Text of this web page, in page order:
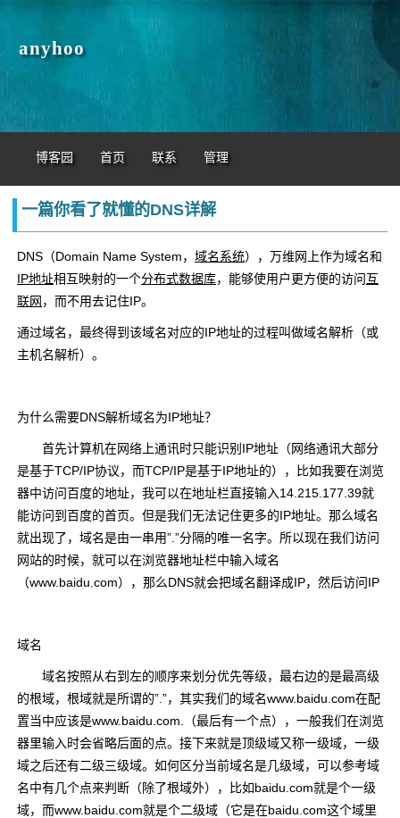
anyhoo
博客园 首页 联系 管理
一篇你看了就懂的DNS详解
DNS（Domain Name System， 域名系统），万维网上作为域名和
IP地址相互映射的一个分布式数据库，能够使用户更方便的访问互
联网 ，而不用去记住IP。
通过域名，最终得到该域名对应的IP地址的过程叫做域名解析（或
主机名解析）。
为什么需要DNS解析域名为IP地址？
首先计算机在网络上通讯时只能识别IP地址（网络通讯大部分
是基于TCP/IP协议，而TCP/IP是基于IP地址的），比如我要在浏览
器中访问百度的地址，我可以在地址栏直接输入14.215.177.39就
能访问到百度的首页。但是我们无法记住更多的IP地址。那么域名
就出现了，域名是由一串用”.”分隔的唯一名字。所以现在我们访问
网站的时候，就可以在浏览器地址栏中输入域名
（www.baidu.com），那么DNS就会把域名翻译成IP，然后访问IP
域名
域名按照从右到左的顺序来划分优先等级，最右边的是最高级
的根域，根域就是所谓的”.”，其实我们的域名www.baidu.com在配
置当中应该是www.baidu.com.（最后有一个点），一般我们在浏览
器里输入时会省略后面的点。接下来就是顶级域又称一级域，一级
域之后还有二级三级域。如何区分当前域名是几级域，可以参考域
名中有几个点来判断（除了根域外），比如baidu.com就是个一级
域，而www.baidu.com就是个二级域（它是在baidu.com这个域里